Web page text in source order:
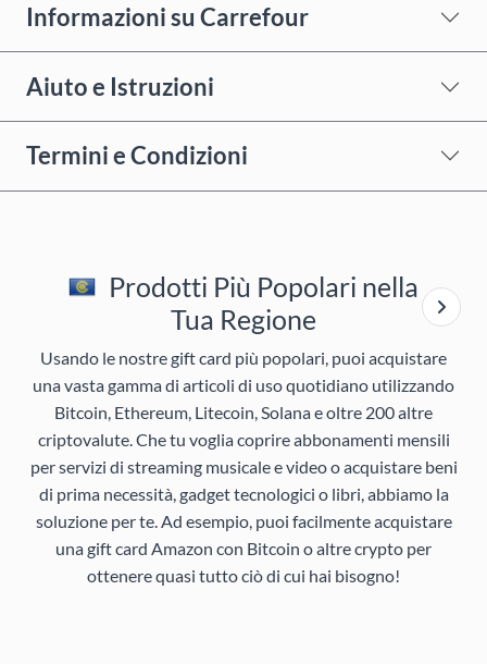
Informazioni su Carrefour
Aiuto e Istruzioni
Termini e Condizioni
Prodotti Più Popolari nella
Tua Regione
Usando le nostre gift card più popolari, puoi acquistare
una vasta gamma di articoli di uso quotidiano utilizzando
Bitcoin, Ethereum, Litecoin, Solana e oltre 200 altre
criptovalute. Che tu voglia coprire abbonamenti mensili
per servizi di streaming musicale e video o acquistare beni
di prima necessità, gadget tecnologici o libri, abbiamo la
soluzione per te. Ad esempio, puoi facilmente acquistare
una gift card Amazon con Bitcoin o altre crypto per
ottenere quasi tutto ciò di cui hai bisogno!